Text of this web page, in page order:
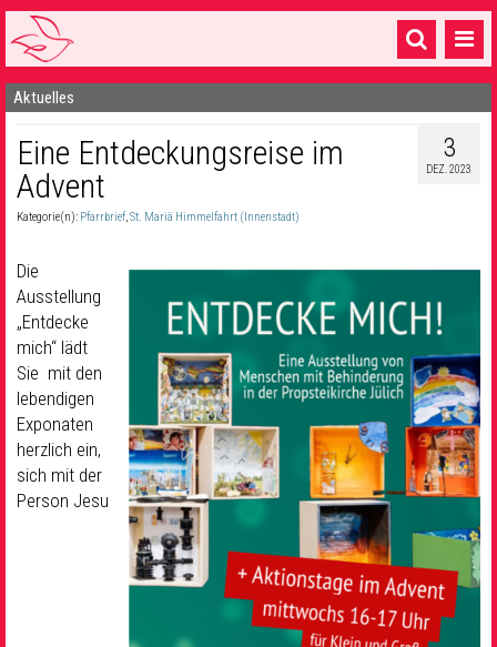
Startseite
1 Pfarrei
16 Gemeinden & mehr
Sakramente & Feste
Gemeinschaft & Soziales
Musik& Kultur
Seelsorge & Kontakt
Aktuelles
3
DEZ. 2023
Eine Entdeckungsreise im
Advent
Kategorie(n): Pfarrbrief,St. Mariä Himmelfahrt (Innenstadt)
Die
Ausstellung
„Entdecke
mich“ lädt
Sie mit den
lebendigen
Exponaten
herzlich ein,
sich mit der
Person Jesu